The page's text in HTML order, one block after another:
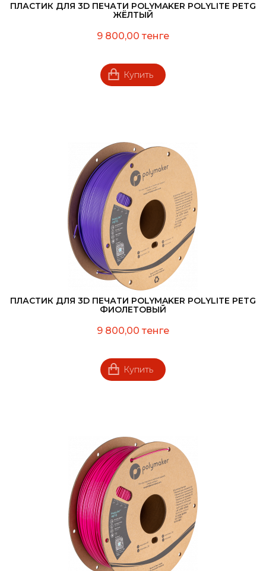
ПЛАСТИК ДЛЯ 3D ПЕЧАТИ POLYMAKER POLYLITE PETG
ЖЁЛТЫЙ
9 800,00 тенге
Купить
ПЛАСТИК ДЛЯ 3D ПЕЧАТИ POLYMAKER POLYLITE PETG
ФИОЛЕТОВЫЙ
9 800,00 тенге
Купить